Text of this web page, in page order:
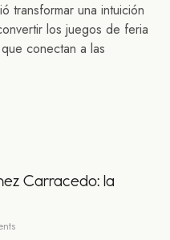
transformar una intuición
los juegos de feria
conectan a las
Carracedo: la